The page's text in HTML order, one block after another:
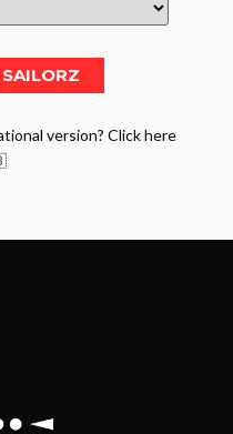
version? Click here